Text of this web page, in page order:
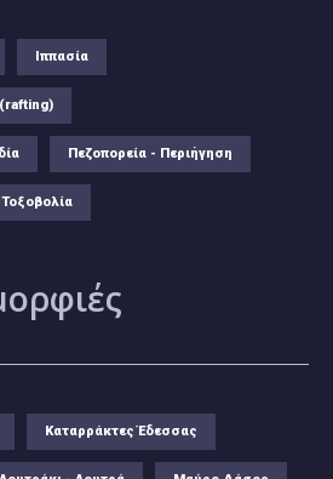
Ιππασία
Πεζοπορεία - Περιήγηση
Τοξοβολία
Καταρράκτες Έδεσσας